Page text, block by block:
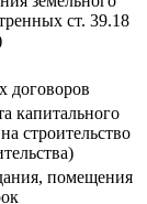
ст. 39.18
договоров
капитального
строительство
помещения